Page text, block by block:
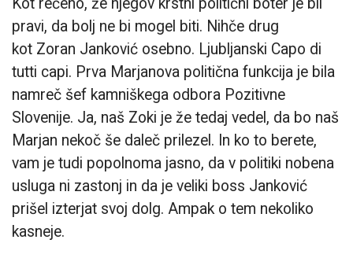
Kot rečeno, že njegov krstni politični boter je bil
pravi, da bolj ne bi mogel biti. Nihče drug
kot Zoran Janković osebno. Ljubljanski Capo di
tutti capi. Prva Marjanova politična funkcija je bila
namreč šef kamniškega odbora Pozitivne
Slovenije. Ja, naš Zoki je že tedaj vedel, da bo naš
Marjan nekoč še daleč prilezel. In ko to berete,
vam je tudi popolnoma jasno, da v politiki nobena
usluga ni zastonj in da je veliki boss Janković
prišel izterjat svoj dolg. Ampak o tem nekoliko
kasneje.